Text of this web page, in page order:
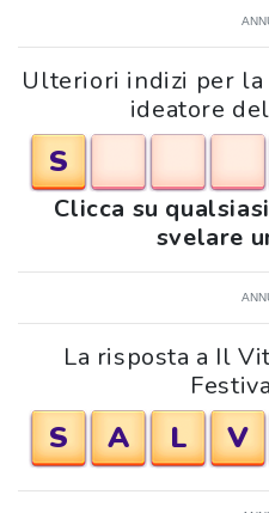
Ulteriori indizi per
ideatore
S
Clicca su
svelare
La risposta a Il
S A L V